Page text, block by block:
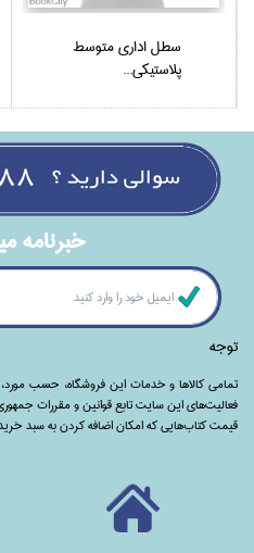
سطل اداري متوسط
پلاستيكي...
خبرنامه
توجه
تمامی‌ کالاها و خدمات این فروشگاه، حسب
فعالیت‌های این سایت تابع قوانین و مقررات
قیمت کتاب‌هایی که امکان اضافه کردن به سبد خرید